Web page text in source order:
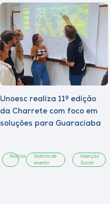
Unoesc realiza 11ª edição
da Charrete com foco em
soluções para Guaraciaba
Notícia
Notícia de
evento
Inserção
Social